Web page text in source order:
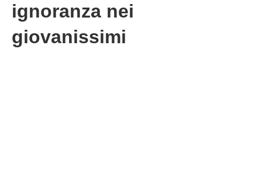
ignoranza nei
giovanissimi